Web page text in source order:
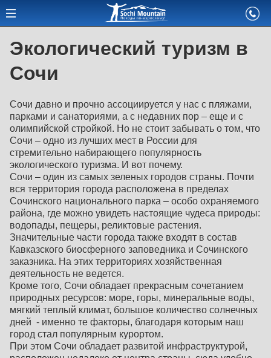
Экологический туризм в
Сочи
Сочи давно и прочно ассоциируется у нас с пляжами,
парками и санаториями, а с недавних пор – еще и с
олимпийской стройкой. Но не стоит забывать о том, что
Сочи – одно из лучших мест в России для
стремительно набирающего популярность
экологического туризма. И вот почему.
Сочи – один из самых зеленых городов страны. Почти
вся территория города расположена в пределах
Сочинского национального парка – особо охраняемого
района, где можно увидеть настоящие чудеса природы:
водопады, пещеры, реликтовые растения.
Значительные части города также входят в состав
Кавказского биосферного заповедника и Сочинского
заказника. На этих территориях хозяйственная
деятельность не ведется.
Кроме того, Сочи обладает прекрасным сочетанием
природных ресурсов: море, горы, минеральные воды,
мягкий теплый климат, большое количество солнечных
дней - именно те факторы, благодаря которым наш
город стал популярным курортом.
При этом Сочи обладает развитой инфраструктурой,